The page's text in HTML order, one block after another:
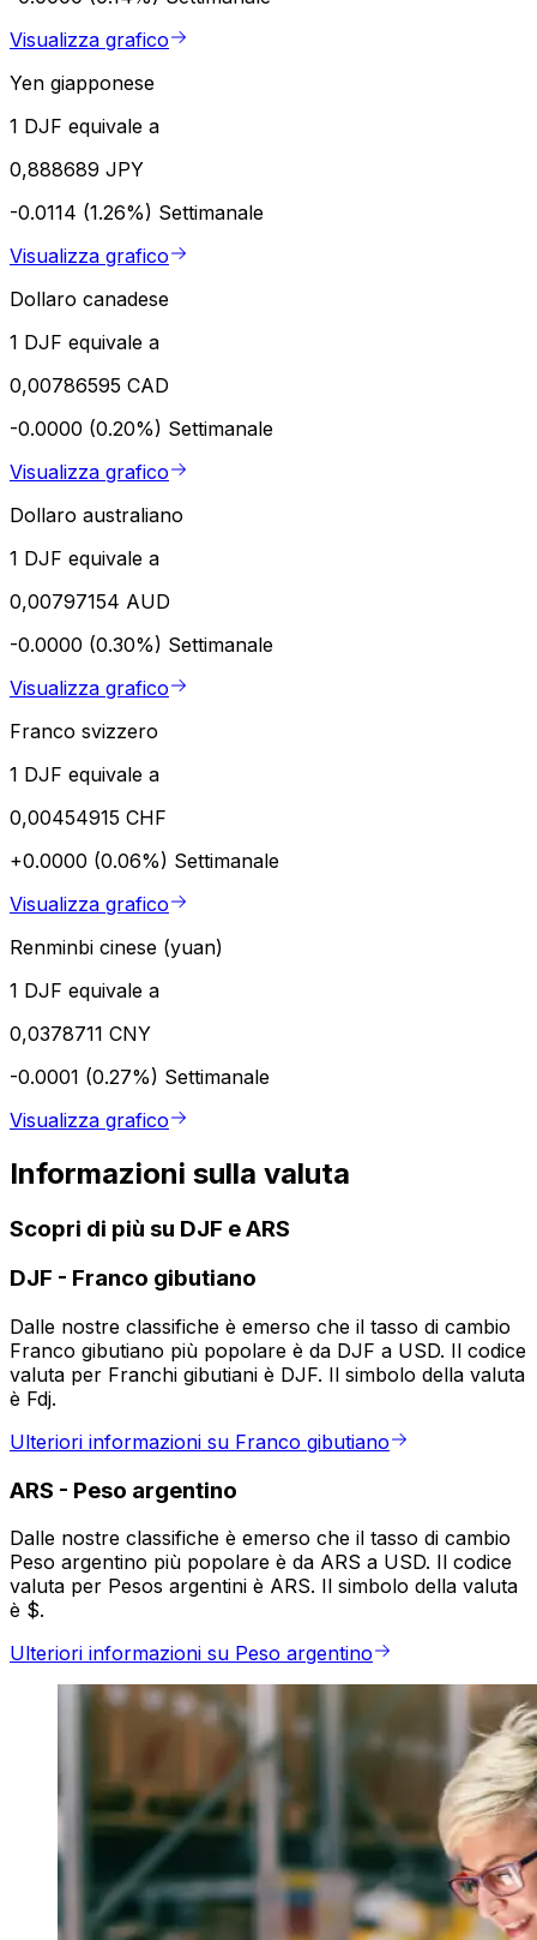
Visualizza grafico
Yen giapponese
1 DJF equivale a
0,888689 JPY
-0.0114 (1.26%) Settimanale
Visualizza grafico
Dollaro canadese
1 DJF equivale a
0,00786595 CAD
-0.0000 (0.20%) Settimanale
Visualizza grafico
Dollaro australiano
1 DJF equivale a
0,00797154 AUD
-0.0000 (0.30%) Settimanale
Visualizza grafico
Franco svizzero
1 DJF equivale a
0,00454915 CHF
+0.0000 (0.06%) Settimanale
Visualizza grafico
Renminbi cinese (yuan)
1 DJF equivale a
0,0378711 CNY
-0.0001 (0.27%) Settimanale
Visualizza grafico
Informazioni sulla valuta
Scopri di più su DJF e ARS
DJF - Franco gibutiano
Dalle nostre classifiche è emerso che il tasso di cambio
Franco gibutiano più popolare è da DJF a USD. Il codice
valuta per Franchi gibutiani è DJF. Il simbolo della valuta
è Fdj.
Ulteriori informazioni su Franco gibutiano
ARS - Peso argentino
Dalle nostre classifiche è emerso che il tasso di cambio
Peso argentino più popolare è da ARS a USD. Il codice
valuta per Pesos argentini è ARS. Il simbolo della valuta
è $.
Ulteriori informazioni su Peso argentino